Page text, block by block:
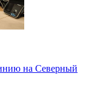
на Северный